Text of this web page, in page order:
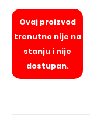
Ovaj proizvod
trenutno nije na
stanju i nije
dostupan.